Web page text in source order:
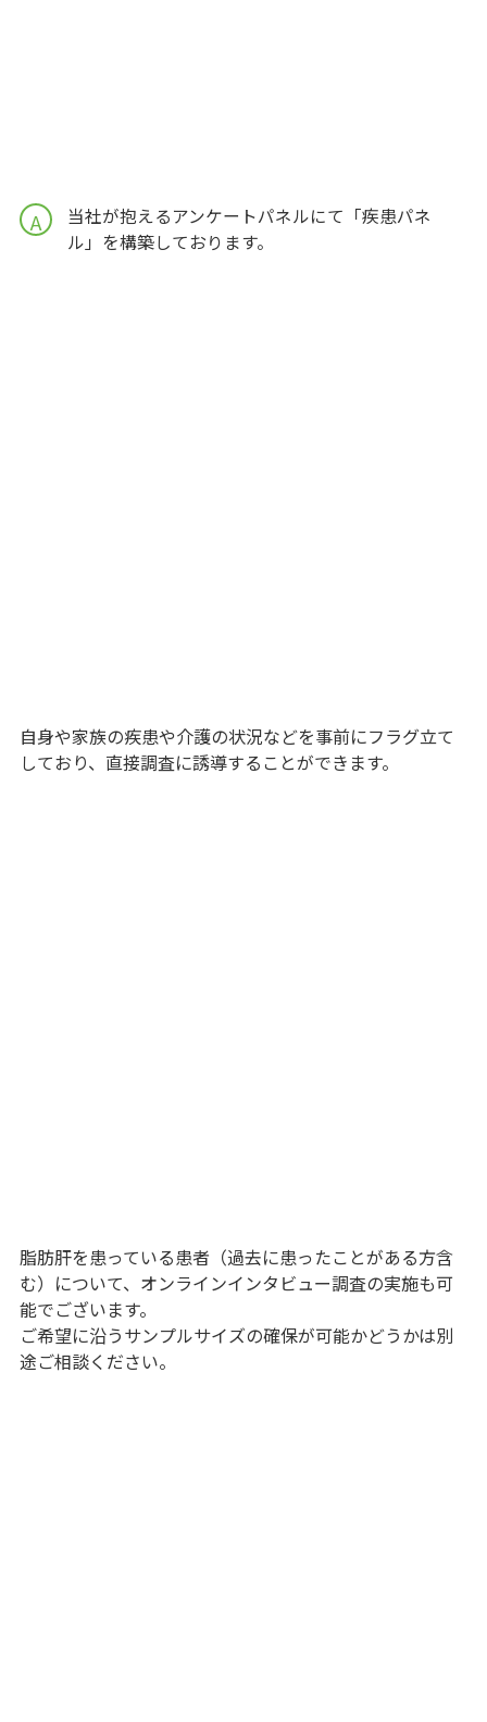
A
当社が抱えるアンケートパネルにて「疾患パネ
ル」を構築しております。
自身や家族の疾患や介護の状況などを事前にフラグ立て
しており、直接調査に誘導することができます。
脂肪肝を患っている患者（過去に患ったことがある方含
む）について、オンラインインタビュー調査の実施も可
能でございます。
ご希望に沿うサンプルサイズの確保が可能かどうかは別
途ご相談ください。